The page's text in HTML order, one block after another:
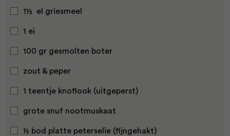
1½ el griesmeel
1 ei
100 gr gesmolten boter
zout & peper
1 teentje knoflook (uitgeperst)
grote snuf nootmuskaat
½ bod platte peterselie (fijngehakt)